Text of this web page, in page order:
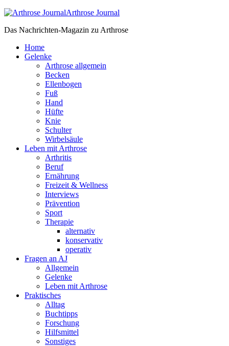
Arthrose Journal
Das Nachrichten-Magazin zu Arthrose
Home
Gelenke
Arthrose allgemein
Becken
Ellenbogen
Fuß
Hand
Hüfte
Knie
Schulter
Wirbelsäule
Leben mit Arthrose
Arthritis
Beruf
Ernährung
Freizeit & Wellness
Interviews
Prävention
Sport
Therapie
alternativ
konservativ
operativ
Fragen an AJ
Allgemein
Gelenke
Leben mit Arthrose
Praktisches
Alltag
Buchtipps
Forschung
Hilfsmittel
Sonstiges